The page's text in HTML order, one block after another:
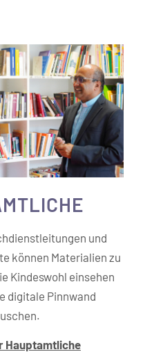
und
können Materialien zu
Kindeswohl einsehen
digitale Pinnwand
Hauptamtliche